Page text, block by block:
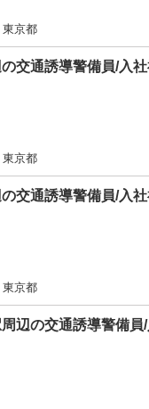
京都
交通誘導警備員/入
京都
交通誘導警備員/入
京都
辺の交通誘導警備員